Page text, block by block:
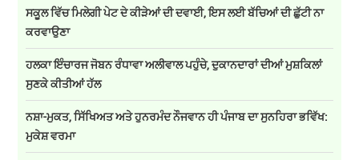
ਸਕੂਲ ਵਿੱਚ ਮਿਲੇਗੀ ਪੇਟ ਦੇ ਕੀੜੇਆਂ ਦੀ ਦਵਾਈ, ਇਸ ਲਈ ਬੱਚਿਆਂ ਦੀ ਛੁੱਟੀ ਨਾ
ਕਰਵਾਉਣਾ
ਹਲਕਾ ਇੰਚਾਰਜ ਜੋਬਨ ਰੰਧਾਵਾ ਅਲੀਵਾਲ ਪਹੁੰਚੇ, ਦੁਕਾਨਦਾਰਾਂ ਦੀਆਂ ਮੁਸ਼ਕਿਲਾਂ
ਸੁਣਕੇ ਕੀਤੀਆਂ ਹੱਲ
ਨਸ਼ਾ-ਮੁਕਤ, ਸਿੱਖਿਅਤ ਅਤੇ ਹੁਨਰਮੰਦ ਨੌਜਵਾਨ ਹੀ ਪੰਜਾਬ ਦਾ ਸੁਨਹਿਰਾ ਭਵਿੱਖ:
ਮੁਕੇਸ਼ ਵਰਮਾ